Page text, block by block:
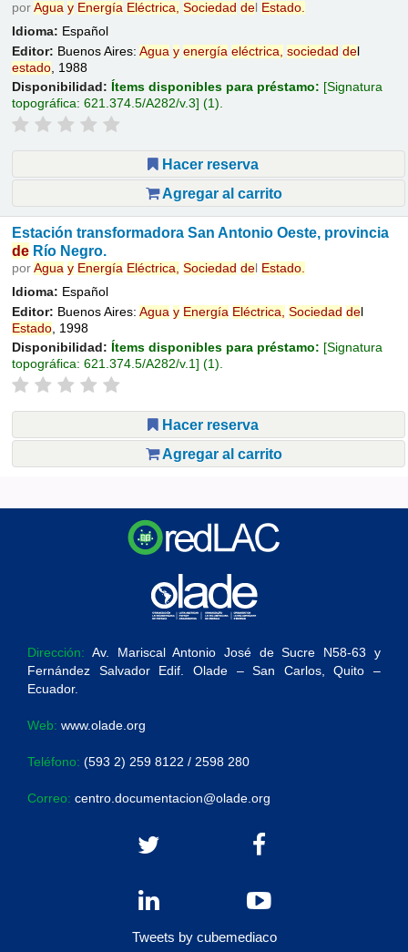
por Agua y Energía Eléctrica, Sociedad del Estado.
Idioma: Español
Editor: Buenos Aires: Agua y energía eléctrica, sociedad del
estado, 1988
Disponibilidad: Ítems disponibles para préstamo: Signatura
topográfica: 621.374.5/A282/v.3 (1).
Hacer reserva
Agregar al carrito
Estación transformadora San Antonio Oeste, provincia
deRío Negro.
por Agua y Energía Eléctrica, Sociedad del Estado.
Idioma: Español
Editor: Buenos Aires: Agua y Energía Eléctrica, Sociedad del
Estado, 1998
Disponibilidad: Ítems disponibles para préstamo: Signatura
topográfica: 621.374.5/A282/v.1 (1).
Hacer reserva
Agregar al carrito
Dirección: Av. Mariscal Antonio José de Sucre N58-63 y
Fernández Salvador Edif. Olade – San Carlos, Quito –
Ecuador.
Web: www.olade.org
Teléfono: (593 2) 259 8122 / 2598 280
Correo: centro.documentacion@olade.org
Tweets by cubemediaco